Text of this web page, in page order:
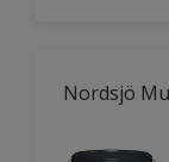
Nordsjö